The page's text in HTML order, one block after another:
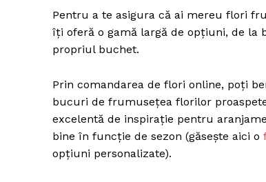
Pentru a te asigura că ai mereu flori
îți oferă o gamă largă de opțiuni, de la
propriul buchet.
Prin comandarea de flori online, poți
bucuri de frumusețea florilor
excelentă de inspirație pentru
bine în funcție de sezon (găsește aici o
opțiuni personalizate).